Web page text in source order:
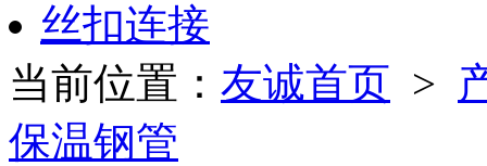
丝扣连接
当前位置： 友诚首页 >
保温钢管